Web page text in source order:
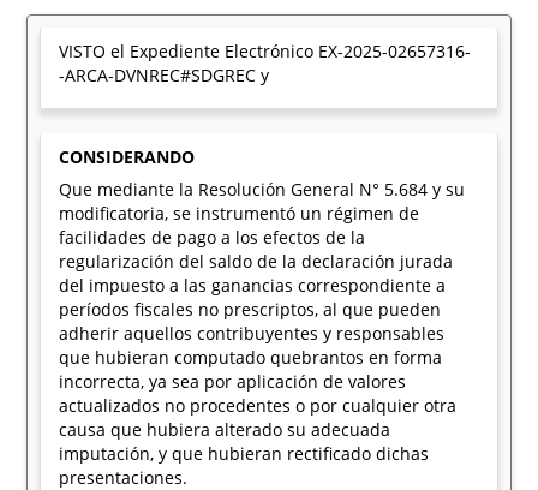
VISTO el Expediente Electrónico EX-2025-02657316-
-ARCA-DVNREC#SDGREC y
CONSIDERANDO
Que mediante la Resolución General N° 5.684 y su
modificatoria, se instrumentó un régimen de
facilidades de pago a los efectos de la
regularización del saldo de la declaración jurada
del impuesto a las ganancias correspondiente a
períodos fiscales no prescriptos, al que pueden
adherir aquellos contribuyentes y responsables
que hubieran computado quebrantos en forma
incorrecta, ya sea por aplicación de valores
actualizados no procedentes o por cualquier otra
causa que hubiera alterado su adecuada
imputación, y que hubieran rectificado dichas
presentaciones.